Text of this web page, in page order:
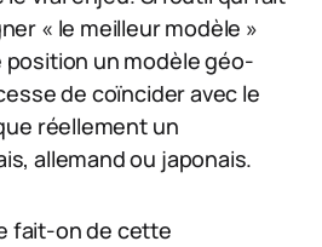
« le meilleur modèle »
un modèle géo-
de coïncider avec le
réellement un
allemand ou japonais.
fait-on de cette